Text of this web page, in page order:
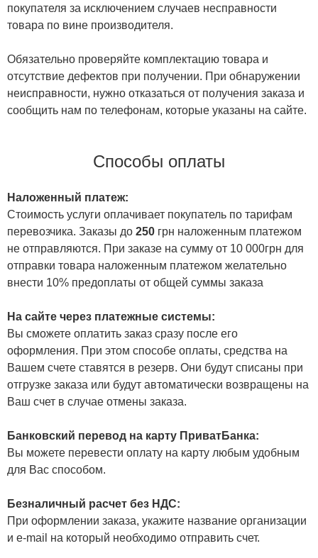
покупателя за исключением случаев несправности
товара по вине производителя.
Обязательно проверяйте комплектацию товара и
отсутствие дефектов при получении. При обнаружении
неисправности, нужно отказаться от получения заказа и
сообщить нам по телефонам, которые указаны на сайте.
Способы оплаты
Наложенный платеж:
Стоимость услуги оплачивает покупатель по тарифам
перевозчика. Заказы до 250 грн наложенным платежом
не отправляются. При заказе на сумму от 10 000грн для
отправки товара наложенным платежом желательно
внести 10% предоплаты от общей суммы заказа
На сайте через платежные системы:
Вы сможете оплатить заказ сразу после его
оформления. При этом способе оплаты, средства на
Вашем счете ставятся в резерв. Они будут списаны при
отгрузке заказа или будут автоматически возвращены на
Ваш счет в случае отмены заказа.
Банковский перевод на карту ПриватБанка:
Вы можете перевести оплату на карту любым удобным
для Вас способом.
Безналичный расчет без НДС:
При оформлении заказа, укажите название организации
и e-mail на который необходимо отправить счет.